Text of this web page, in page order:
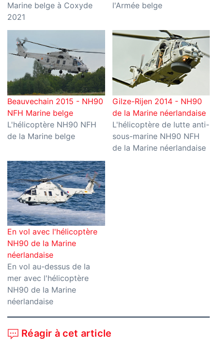
Marine belge à Coxyde
2021
l'Armée belge
Beauvechain 2015 - NH90
NFH Marine belge
L'hélicoptère NH90 NFH
de la Marine belge
Gilze-Rijen 2014 - NH90
de la Marine néerlandaise
L'hélicoptère de lutte anti-
sous-marine NH90 NFH
de la Marine néerlandaise
En vol avec l'hélicoptère
NH90 de la Marine
néerlandaise
En vol au-dessus de la
mer avec l'hélicoptère
NH90 de la Marine
néerlandaise
Réagir à cet article